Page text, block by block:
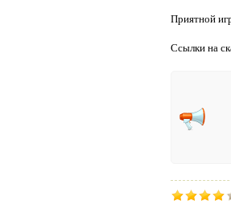
Приятной
Ссылки на